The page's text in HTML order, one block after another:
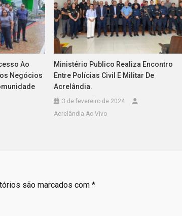
Ao
Negócios
Ministério Publico Realiza Encontro
Entre Polícias Civil E Militar De
Acrelândia.
3 de fevereiro de 2024
Acrelândia Ao Vivo
são marcados com *